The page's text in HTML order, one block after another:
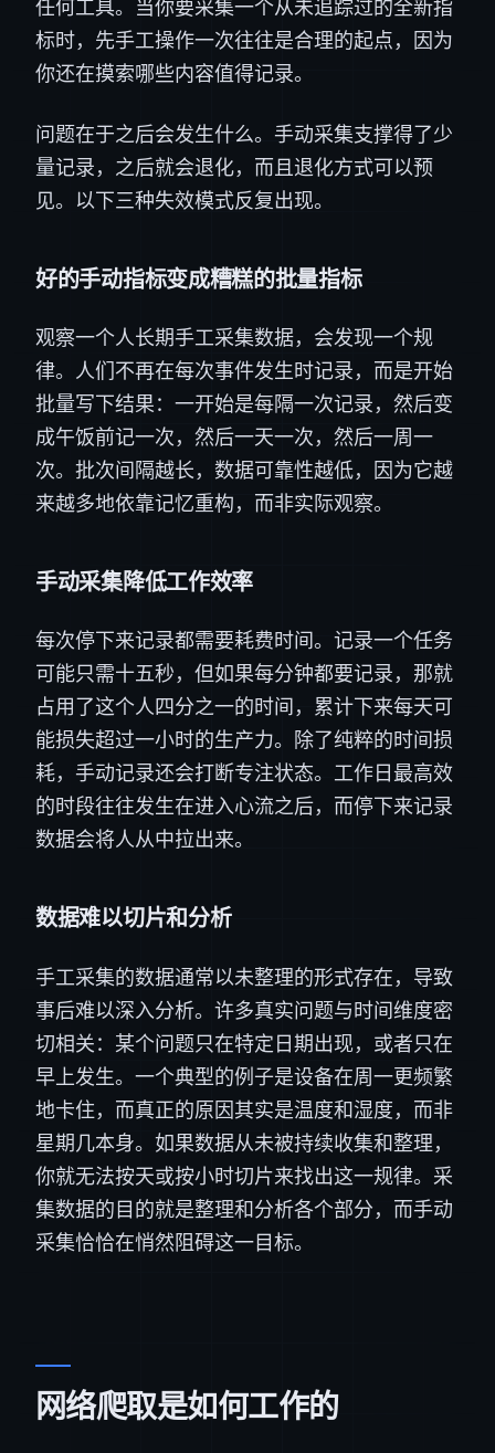
任何工具。当你要采集一个从未追踪过的全新指
标时，先手工操作一次往往是合理的起点，因为
你还在摸索哪些内容值得记录。
问题在于之后会发生什么。手动采集支撑得了少
量记录，之后就会退化，而且退化方式可以预
见。以下三种失效模式反复出现。
好的手动指标变成糟糕的批量指标
观察一个人长期手工采集数据，会发现一个规
律。人们不再在每次事件发生时记录，而是开始
批量写下结果：一开始是每隔一次记录，然后变
成午饭前记一次，然后一天一次，然后一周一
次。批次间隔越长，数据可靠性越低，因为它越
来越多地依靠记忆重构，而非实际观察。
手动采集降低工作效率
每次停下来记录都需要耗费时间。记录一个任务
可能只需十五秒，但如果每分钟都要记录，那就
占用了这个人四分之一的时间，累计下来每天可
能损失超过一小时的生产力。除了纯粹的时间损
耗，手动记录还会打断专注状态。工作日最高效
的时段往往发生在进入心流之后，而停下来记录
数据会将人从中拉出来。
数据难以切片和分析
手工采集的数据通常以未整理的形式存在，导致
事后难以深入分析。许多真实问题与时间维度密
切相关：某个问题只在特定日期出现，或者只在
早上发生。一个典型的例子是设备在周一更频繁
地卡住，而真正的原因其实是温度和湿度，而非
星期几本身。如果数据从未被持续收集和整理，
你就无法按天或按小时切片来找出这一规律。采
集数据的目的就是整理和分析各个部分，而手动
采集恰恰在悄然阻碍这一目标。
网络爬取是如何工作的